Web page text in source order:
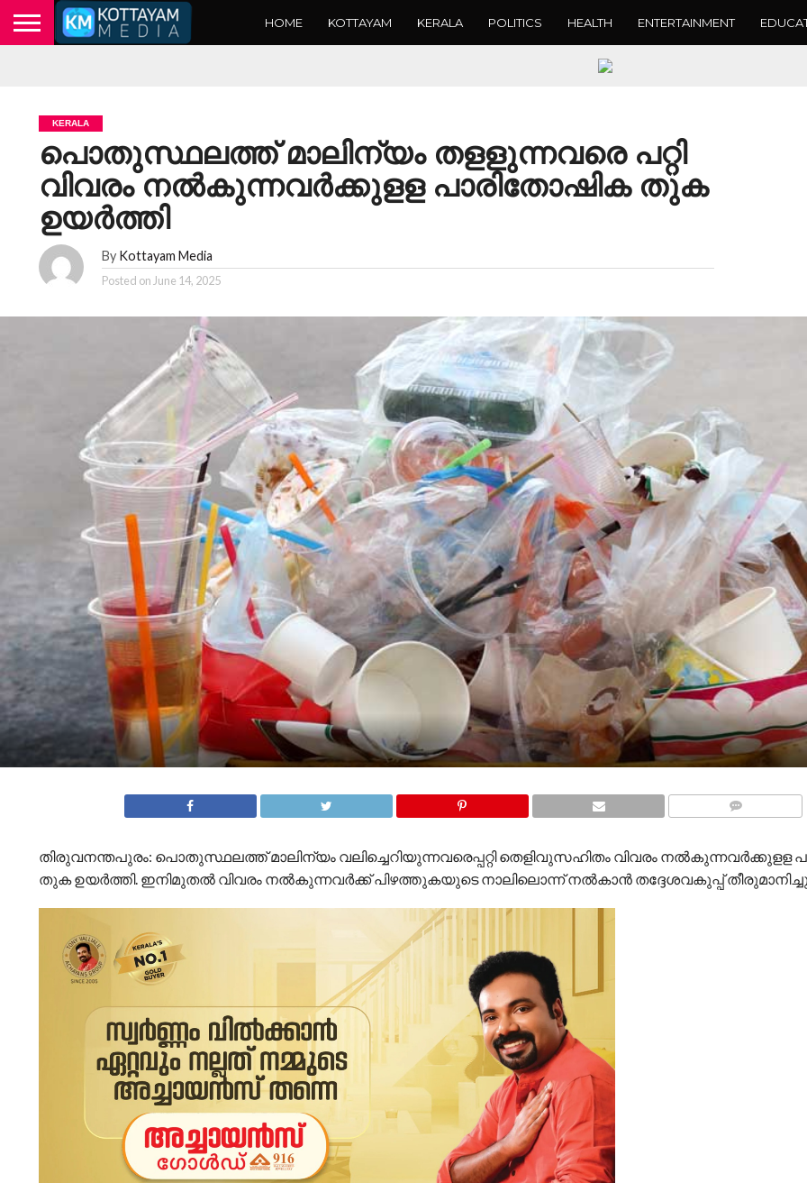
HOME KOTTAYAM KERALA POLITICS HEALTH ENTERTAINMENT
KERALA
പൊതുസ്ഥലത്ത് മാലിന്യം തളളുന്നവരെ പറ്റി
വിവരം നല്‍കുന്നവര്‍ക്കുളള പാരിതോഷിക തുക
ഉയര്‍ത്തി
By Kottayam Media
Posted on June 14, 2025
തിരുവനന്തപുരം: പൊതുസ്ഥലത്ത് മാലിന്യം വലിച്ചെറിയുന്നവരെപ്പറ്റി തെളിവുസഹിതം വിവരം നല്‍കുന്നവര്‍ക്കുളള
തുക ഉയര്‍ത്തി. ഇനിമുതല്‍ വിവരം നല്‍കുന്നവര്‍ക്ക് പിഴത്തുകയുടെ നാലിലൊന്ന് നല്‍കാന്‍ തദ്ദേശവകുപ്പ്